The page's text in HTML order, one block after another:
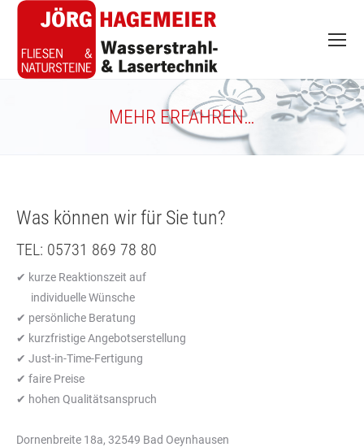
MEHR ERFAHREN…
Was können wir für Sie tun?
TEL: 05731 869 78 80
✔ kurze Reaktionszeit auf
individuelle Wünsche
✔ persönliche Beratung
✔ kurzfristige Angebotserstellung
✔ Just-in-Time-Fertigung
✔ faire Preise
✔ hohen Qualitätsanspruch
Dornenbreite 18a, 32549 Bad Oeynhausen